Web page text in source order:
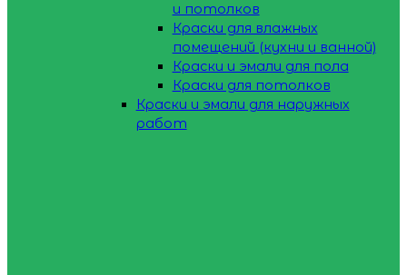
и потолков
Краски для влажных
помещений (кухни и ванной)
Краски и эмали для пола
Краски для потолков
Краски и эмали для наружных
работ